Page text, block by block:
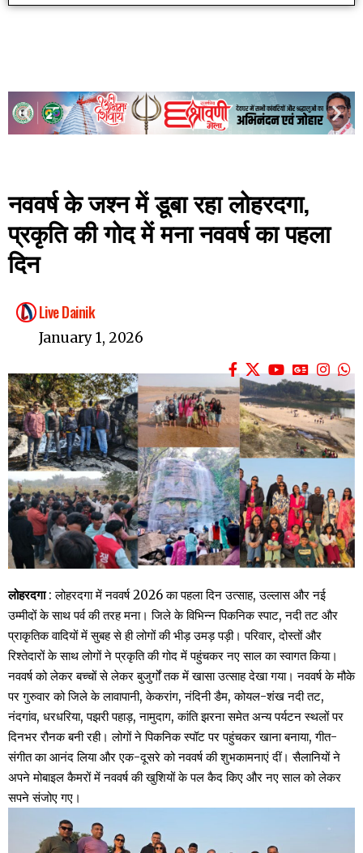
नववर्ष के जश्न में डूबा रहा लोहरदगा,
प्रकृति की गोद में मना नववर्ष का पहला
दिन
Live Dainik
January 1, 2026
लोहरदगा: लोहरदगा में नववर्ष 2026 का पहला दिन उत्साह, उल्लास और नई
उम्मीदों के साथ पर्व की तरह मना। जिले के विभिन्न पिकनिक स्पाट, नदी तट और
प्राकृतिक वादियों में सुबह से ही लोगों की भीड़ उमड़ पड़ी। परिवार, दोस्तों और
रिश्तेदारों के साथ लोगों ने प्रकृति की गोद में पहुंचकर नए साल का स्वागत किया।
नववर्ष को लेकर बच्चों से लेकर बुजुर्गों तक में खासा उत्साह देखा गया। नववर्ष के मौके
पर गुरुवार को जिले के लावापानी, केकरांग, नंदिनी डैम, कोयल-शंख नदी तट,
नंदगांव, धरधरिया, पझरी पहाड़, नामुदाग, कांति झरना समेत अन्य पर्यटन स्थलों पर
दिनभर रौनक बनी रही। लोगों ने पिकनिक स्पॉट पर पहुंचकर खाना बनाया, गीत-
संगीत का आनंद लिया और एक-दूसरे को नववर्ष की शुभकामनाएं दीं। सैलानियों ने
अपने मोबाइल कैमरों में नववर्ष की खुशियों के पल कैद किए और नए साल को लेकर
सपने संजोए गए।